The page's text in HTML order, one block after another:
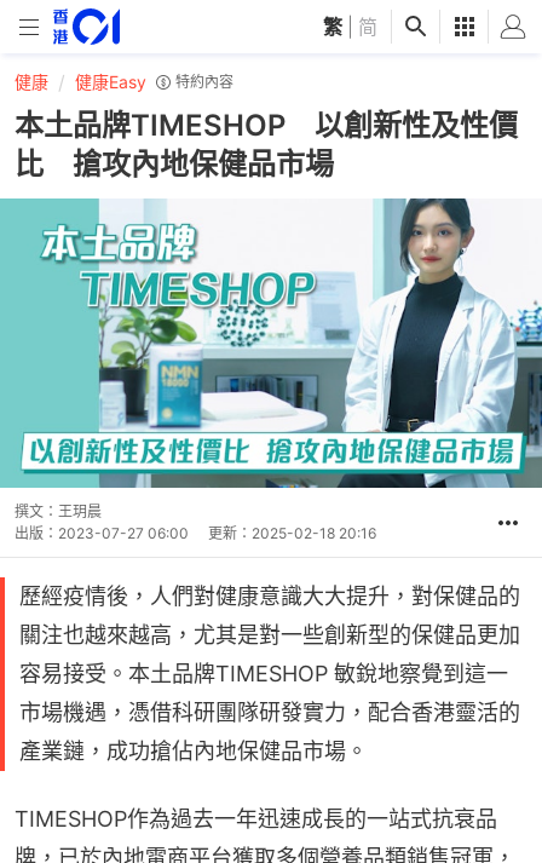
繁 简
健康 健康Easy 特約內容
本土品牌TIMESHOP 以創新性及性價
比 搶攻內地保健品市場
撰文： 王玥晨
出版： 2023-07-27 06:00 更新： 2025-02-18 20:16
歷經疫情後，人們對健康意識大大提升，對保健品的
關注也越來越高，尤其是對一些創新型的保健品更加
容易接受。本土品牌TIMESHOP 敏銳地察覺到這一
市場機遇，憑借科研團隊研發實力，配合香港靈活的
產業鏈，成功搶佔內地保健品市場。
TIMESHOP作為過去一年迅速成長的一站式抗衰品
牌，已於內地電商平台獲取多個營養品類銷售冠軍，